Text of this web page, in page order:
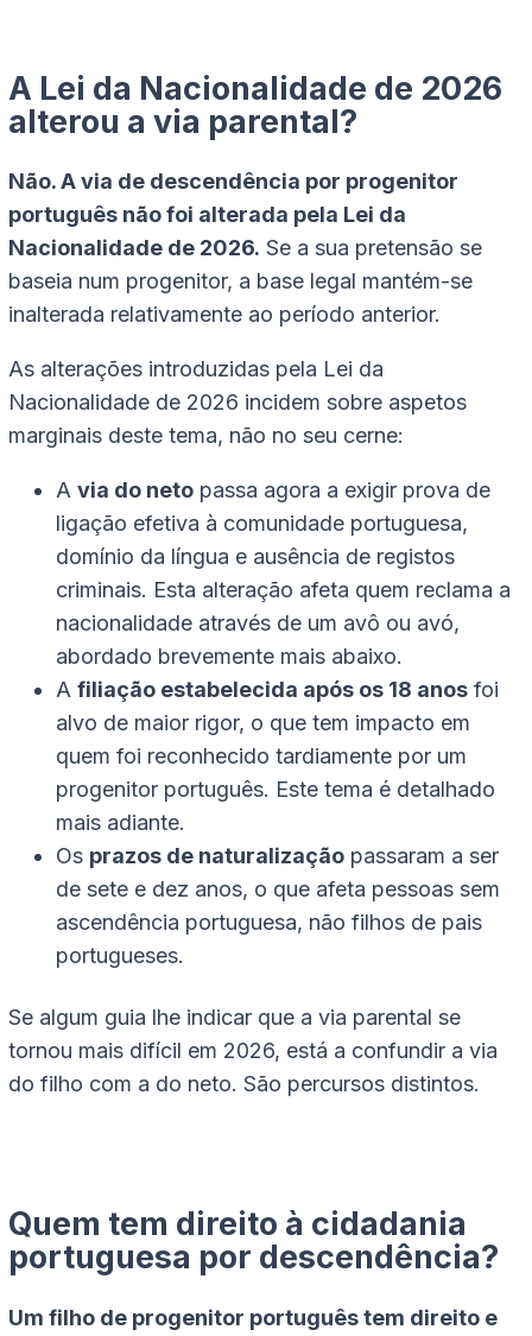
A Lei da Nacionalidade de 2026
alterou a via parental?
Não. A via de descendência por progenitor
português não foi alterada pela Lei da
Nacionalidade de 2026. Se a sua pretensão se
baseia num progenitor, a base legal mantém-se
inalterada relativamente ao período anterior.
As alterações introduzidas pela Lei da
Nacionalidade de 2026 incidem sobre aspetos
marginais deste tema, não no seu cerne:
A via do neto passa agora a exigir prova de
ligação efetiva à comunidade portuguesa,
domínio da língua e ausência de registos
criminais. Esta alteração afeta quem reclama a
nacionalidade através de um avô ou avó,
abordado brevemente mais abaixo.
A filiação estabelecida após os 18 anos foi
alvo de maior rigor, o que tem impacto em
quem foi reconhecido tardiamente por um
progenitor português. Este tema é detalhado
mais adiante.
Os prazos de naturalização passaram a ser
de sete e dez anos, o que afeta pessoas sem
ascendência portuguesa, não filhos de pais
portugueses.
Se algum guia lhe indicar que a via parental se
tornou mais difícil em 2026, está a confundir a via
do filho com a do neto. São percursos distintos.
Quem tem direito à cidadania
portuguesa por descendência?
Um filho de progenitor português tem direito e